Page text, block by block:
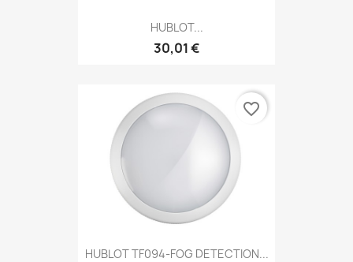
HUBLOT...
30,01 €
HUBLOT TF094-FOG DETECTION...
favorite_border